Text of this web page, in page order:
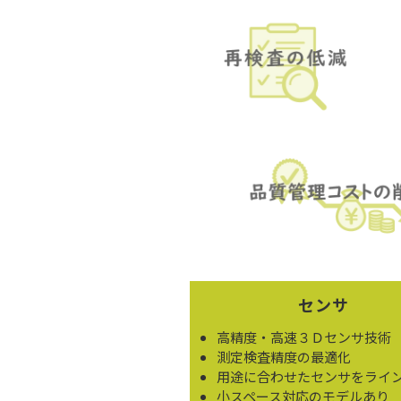
センサ
高精度・高速３Ｄセンサ技術
測定検査精度の最適化
用途に合わせたセンサをライ
小スペース対応のモデルあり